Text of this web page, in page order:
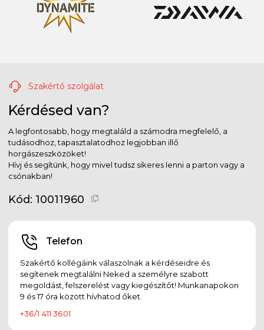
Szakértő szolgálat
Kérdésed van?
A legfontosabb, hogy megtaláld a számodra megfelelő, a
tudásodhoz, tapasztalatodhoz legjobban illő
horgászeszközöket!
Hívj és segítünk, hogy mivel tudsz sikeres lenni a parton vagy a
csónakban!
Kód: 10011960
Telefon
Szakértő kollégáink válaszolnak a kérdéseidre és
segítenek megtalálni Neked a személyre szabott
megoldást, felszerelést vagy kiegészítőt! Munkanapokon
9 és 17 óra között hívhatod őket.
+36/1 411 3601